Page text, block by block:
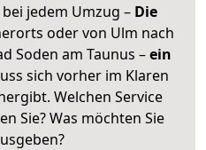
jedem Umzug – Die
oder von Ulm nach
Soden am Taunus –ein
sich vorher im Klaren
Welchen Service
Sie? Was möchten Sie